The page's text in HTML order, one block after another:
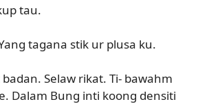
tau.
tagana stik ur plusa ku.
Selaw rikat. Ti- bawahm
Dalam Bung inti koong densiti